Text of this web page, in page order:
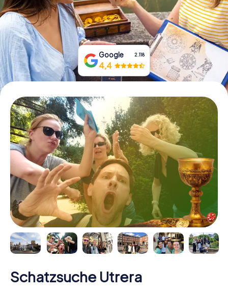
Gutscheine bestellen
Google 2.118
4,4
Schatzsuche Utrera